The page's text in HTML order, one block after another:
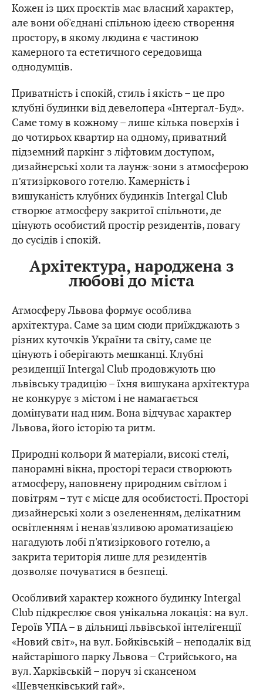
Кожен із цих проєктів має власний характер,
але вони об'єднані спільною ідеєю створення
простору, в якому людина є частиною
камерного та естетичного середовища
однодумців.
Приватність і спокій, стиль і якість – це про
клубні будинки від девелопера «Інтергал-Буд».
Саме тому в кожному – лише кілька поверхів і
до чотирьох квартир на одному, приватний
підземний паркінг з ліфтовим доступом,
дизайнерські холи та лаунж-зони з атмосферою
п’ятизіркового готелю. Камерність і
вишуканість клубних будинків Intergal Club
створює атмосферу закритої спільноти, де
цінують особистий простір резидентів, повагу
до сусідів і спокій.
Архітектура, народжена з
любові до міста
Атмосферу Львова формує особлива
архітектура. Саме за цим сюди приїжджають з
різних куточків України та світу, саме це
цінують і оберігають мешканці. Клубні
резиденції Intergal Club продовжують цю
львівську традицію – їхня вишукана архітектура
не конкурує з містом і не намагається
домінувати над ним. Вона відчуває характер
Львова, його історію та ритм.
Природні кольори й матеріали, високі стелі,
панорамні вікна, просторі тераси створюють
атмосферу, наповнену природним світлом і
повітрям – тут є місце для особистості. Просторі
дизайнерські холи з озелененням, делікатним
освітленням і ненав'язливою ароматизацією
нагадують лобі п'ятизіркового готелю, а
закрита територія лише для резидентів
дозволяє почуватися в безпеці.
Особливий характер кожного будинку Intergal
Club підкреслює своя унікальна локація: на вул.
Героїв УПА – в дільниці львівської інтелігенції
«Новий світ», на вул. Бойківській – неподалік від
найстарішого парку Львова – Стрийського, на
вул. Харківській – поруч зі скансеном
«Шевченківський гай».